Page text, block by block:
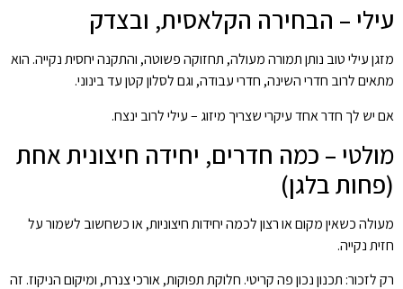
עילי – הבחירה הקלאסית, ובצדק
מזגן עילי טוב נותן תמורה מעולה, תחזוקה פשוטה, והתקנה יחסית נקייה. הוא
מתאים לרוב חדרי השינה, חדרי עבודה, וגם לסלון קטן עד בינוני.
אם יש לך חדר אחד עיקרי שצריך מיזוג – עילי לרוב ינצח.
מולטי – כמה חדרים, יחידה חיצונית אחת
(פחות בלגן)
מעולה כשאין מקום או רצון לכמה יחידות חיצוניות, או כשחשוב לשמור על
חזית נקייה.
רק לזכור: תכנון נכון פה קריטי. חלוקת תפוקות, אורכי צנרת, ומיקום הניקוז. זה